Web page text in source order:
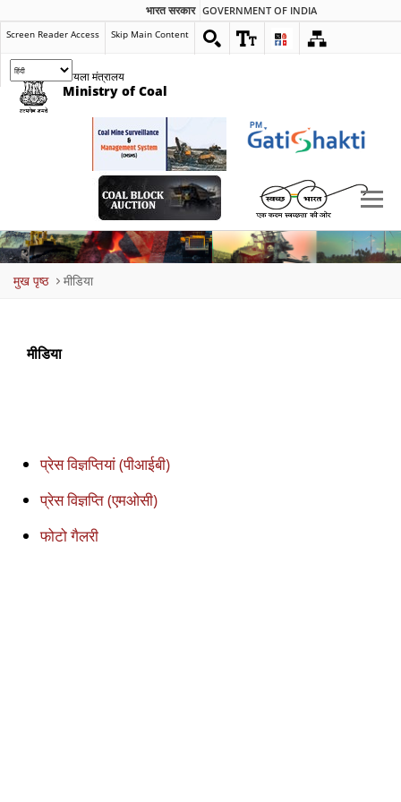
भारत सरकार GOVERNMENT OF INDIA
Screen Reader Access Skip Main Content
कोयला मंत्रालय
Ministry of Coal
Breadcrumb
मुख पृष्ठ मीडिया
मीडिया
प्रेस विज्ञप्तियां (पीआईबी)
प्रेस विज्ञप्ति (एमओसी)
फोटो गैलरी